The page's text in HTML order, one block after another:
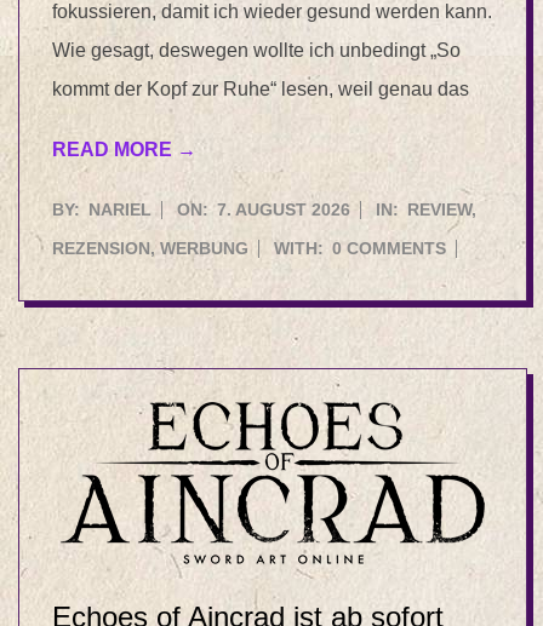
fokussieren, damit ich wieder gesund werden kann.
Wie gesagt, deswegen wollte ich unbedingt „So
kommt der Kopf zur Ruhe“ lesen, weil genau das
READ MORE →
2026-
08-
BY: NARIEL ON: 7. AUGUST 2026 IN: REVIEW,
REZENSION,WERBUNG WITH: 0 COMMENTS
Echoes of Aincrad ist ab sofort